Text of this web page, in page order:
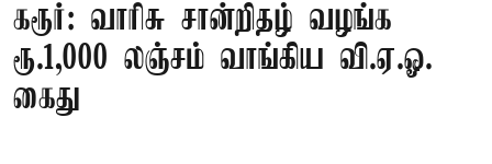
கரூர்: வாரிசு சான்றிதழ் வழங்க
ரூ.1,000 லஞ்சம் வாங்கிய வி.ஏ.ஓ.
கைது